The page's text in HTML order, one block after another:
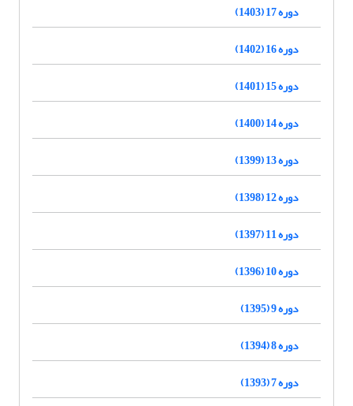
دوره 17 (1403)
دوره 16 (1402)
دوره 15 (1401)
دوره 14 (1400)
دوره 13 (1399)
دوره 12 (1398)
دوره 11 (1397)
دوره 10 (1396)
دوره 9 (1395)
دوره 8 (1394)
دوره 7 (1393)